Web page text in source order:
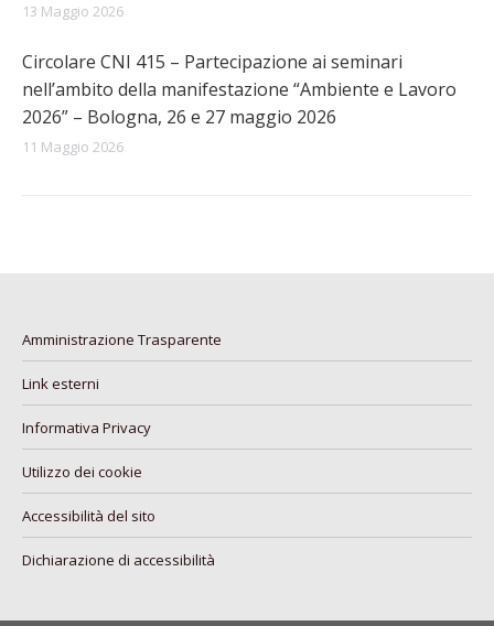
13 Maggio 2026
Circolare CNI 415 – Partecipazione ai seminari
nell’ambito della manifestazione “Ambiente e Lavoro
2026” – Bologna, 26 e 27 maggio 2026
11 Maggio 2026
Amministrazione Trasparente
Link esterni
Informativa Privacy
Utilizzo dei cookie
Accessibilità del sito
Dichiarazione di accessibilità